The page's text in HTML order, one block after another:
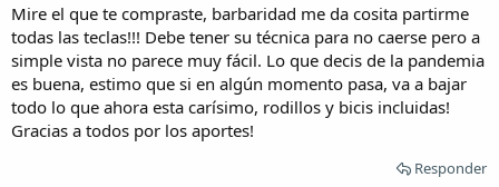
:
Mire el que te compraste, barbaridad me da cosita partirme
todas las teclas!!! Debe tener su técnica para no caerse pero a
simple vista no parece muy fácil. Lo que decis de la pandemia
es buena, estimo que si en algún momento pasa, va a bajar
todo lo que ahora esta carísimo, rodillos y bicis incluidas!
Gracias a todos por los aportes!
Responder